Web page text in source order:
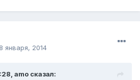
января, 2014
amo сказал: